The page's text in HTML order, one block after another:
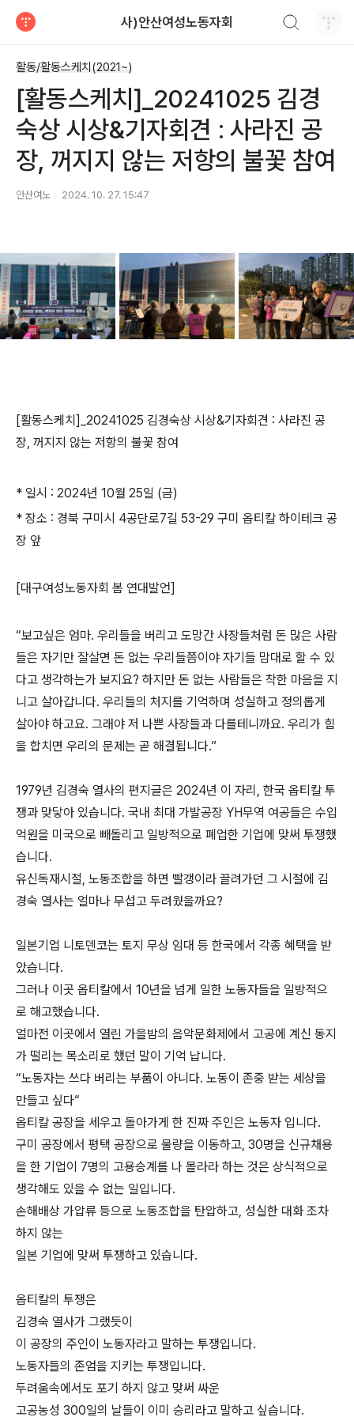
사)안산여성노동자회
활동/활동스케치(2021~)
[활동스케치]_20241025 김경
숙상 시상&기자회견 : 사라진 공
장, 꺼지지 않는 저항의 불꽃 참여
안산여노 2024. 10. 27. 15:47
[활동스케치]_20241025 김경숙상 시상&기자회견 : 사라진 공
장, 꺼지지 않는 저항의 불꽃 참여
* 일시 : 2024년 10월 25일 (금)
* 장소 : 경북 구미시 4공단로7길 53-29 구미 옵티칼 하이테크 공
장 앞
[대구여성노동자회 봄 연대발언]
“보고싶은 엄마. 우리들을 버리고 도망간 사장들처럼 돈 많은 사람
들은 자기만 잘살면 돈 없는 우리들쯤이야 자기들 맘대로 할 수 있
다고 생각하는가 보지요? 하지만 돈 없는 사람들은 착한 마음을 지
니고 살아갑니다. 우리들의 처지를 기억하며 성실하고 정의롭게
살아야 하고요. 그래야 저 나쁜 사장들과 다를테니까요. 우리가 힘
을 합치면 우리의 문제는 곧 해결됩니다.”
1979년 김경숙 열사의 편지글은 2024년 이 자리, 한국 옵티칼 투
쟁과 맞닿아 있습니다. 국내 최대 가발공장 YH무역 여공들은 수입
억원을 미국으로 빼돌리고 일방적으로 폐업한 기업에 맞써 투쟁했
습니다.
유신독재시절, 노동조합을 하면 빨갱이라 끌려가던 그 시절에 김
경숙 열사는 얼마나 무섭고 두려웠을까요?
일본기업 니토덴코는 토지 무상 임대 등 한국에서 각종 혜택을 받
았습니다.
그러나 이곳 옵티칼에서 10년을 넘게 일한 노동자들을 일방적으
로 해고했습니다.
얼마전 이곳에서 열린 가을밤의 음악문화제에서 고공에 계신 동지
가 떨리는 목소리로 했던 말이 기억 납니다.
“노동자는 쓰다 버리는 부품이 아니다. 노동이 존중 받는 세상을
만들고 싶다“
옵티칼 공장을 세우고 돌아가게 한 진짜 주인은 노동자 입니다.
구미 공장에서 평택 공장으로 물량을 이동하고, 30명을 신규채용
을 한 기업이 7명의 고용승계를 나 몰라라 하는 것은 상식적으로
생각해도 있을 수 없는 일입니다.
손해배상 가압류 등으로 노동조합을 탄압하고, 성실한 대화 조차
하지 않는
일본 기업에 맞써 투쟁하고 있습니다.
옵티칼의 투쟁은
김경숙 열사가 그랬듯이
이 공장의 주인이 노동자라고 말하는 투쟁입니다.
노동자들의 존엄을 지키는 투쟁입니다.
두려움속에서도 포기 하지 않고 맞써 싸운
고공농성 300일의 날들이 이미 승리라고 말하고 싶습니다.